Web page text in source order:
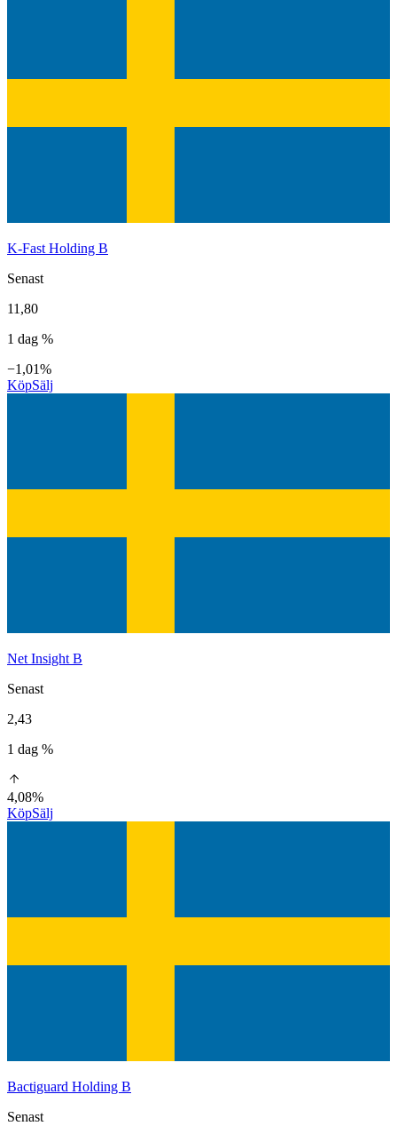
K-Fast Holding B
Senast
11,80
1 dag %
−1,01%
KöpSälj
Net Insight B
Senast
2,43
1 dag %
4,08%
KöpSälj
Bactiguard Holding B
Senast